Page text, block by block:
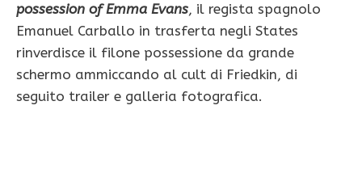
possession of Emma Evans, il regista spagnolo
Emanuel Carballo in trasferta negli States
rinverdisce il filone possessione da grande
schermo ammiccando al cult di Friedkin, di
seguito trailer e galleria fotografica.